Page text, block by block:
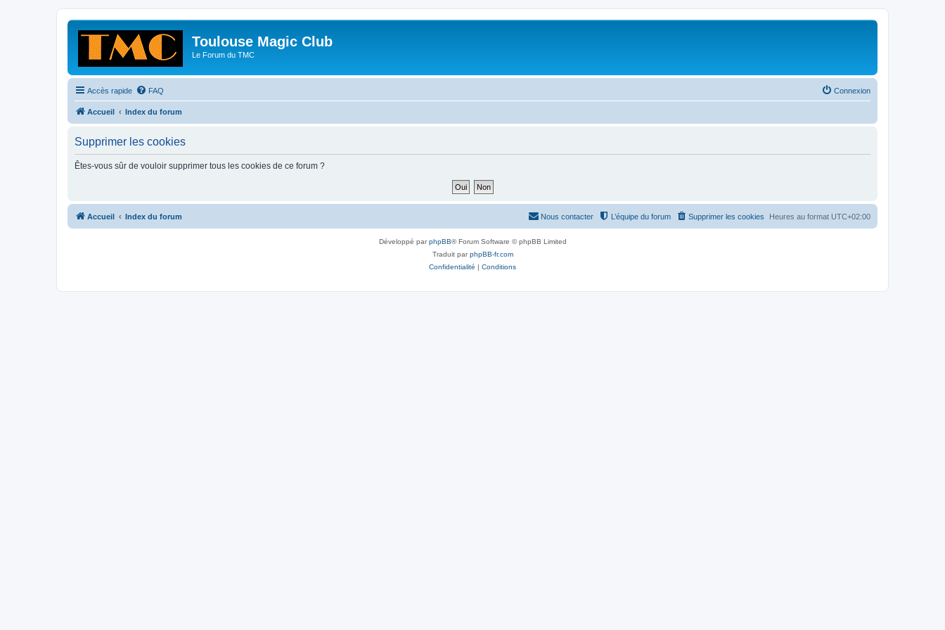
Toulouse Magic Club
Le Forum du TMC
Accès rapide FAQ Connexion
Accueil Index du forum
Supprimer les cookies
Êtes-vous sûr de vouloir supprimer tous les cookies de ce forum ?
Accueil Index du forum Heures au format UTC+02:00
Supprimer les cookies
L’équipe du forum
Nous contacter
Développé parphpBB® Forum Software © phpBB Limited
Traduit parphpBB-fr.com
Confidentialité | Conditions